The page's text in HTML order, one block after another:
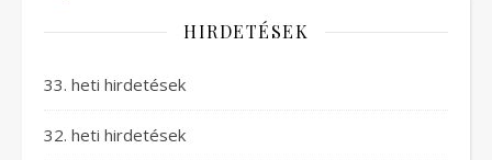
HIRDETÉSEK
33. heti hirdetések
32. heti hirdetések